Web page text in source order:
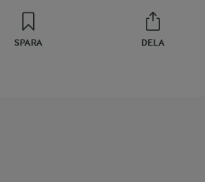
SPARA DELA